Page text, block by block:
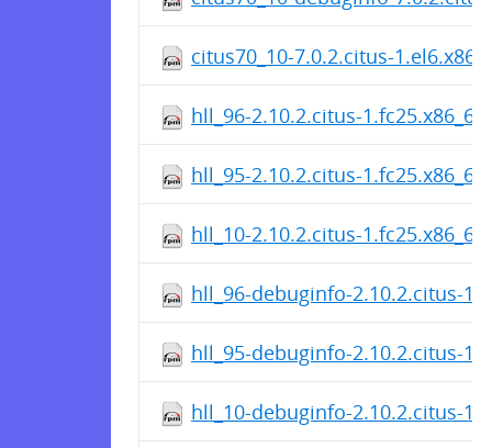
citus70_10-7.0.2.citus-
hll_96-2.10.2.citus-
hll_95-2.10.2.citus-
hll_10-2.10.2.citus-
hll_96-debuginfo-2.10.2.citus-
hll_95-debuginfo-2.10.2.citus-
hll_10-debuginfo-2.10.2.citus-